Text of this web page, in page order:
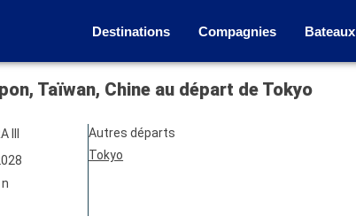
Destinations Compagnies Bateaux
Taïwan, Chine au départ de Tokyo
III
Autres départs
Tokyo